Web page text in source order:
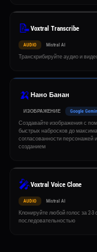
📝Voxtral Transcribe
AUDIO Mistral AI
Транскрибируйте аудио и
🍌 Нано Банан
ИЗОБРАЖЕНИЕ Google
Создавайте изображения с
быстрых набросков до
согласованности
созданием
🎤Voxtral Voice Clone
AUDIO Mistral AI
Клонируйте любой голос за 2-
последовательностью